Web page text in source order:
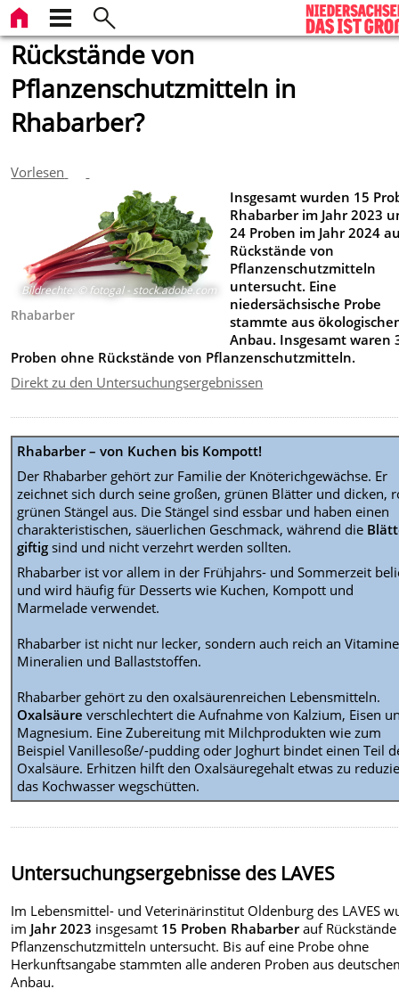
Rückstände von
Pflanzenschutzmitteln in
Rhabarber?
Vorlesen
Bildrechte: © fotogal - stock.adobe.com
Rhabarber
Insgesamt wurden 15
Rhabarber im Jahr 2023
24 Proben im Jahr 2024
Rückstände von
Pflanzenschutzmitteln
untersucht. Eine
niedersächsische Probe
stammte aus
Anbau. Insgesamt waren
Proben ohne Rückstände von Pflanzenschutzmitteln.
Direkt zu den Untersuchungsergebnissen
Rhabarber – von Kuchen bis Kompott!
Der Rhabarber gehört zur Familie der Knöterichgewächse. Er
zeichnet sich durch seine großen, grünen Blätter und dicken,
grünen Stängel aus. Die Stängel sind essbar und haben einen
charakteristischen, säuerlichen Geschmack, während die
giftig sind und nicht verzehrt werden sollten.
Rhabarber ist vor allem in der Frühjahrs- und Sommerzeit
und wird häufig für Desserts wie Kuchen, Kompott und
Marmelade verwendet.
Rhabarber ist nicht nur lecker, sondern auch reich an
Mineralien und Ballaststoffen.
Rhabarber gehört zu den oxalsäurenreichen Lebensmitteln.
Oxalsäure verschlechtert die Aufnahme von Kalzium, Eisen
Magnesium. Eine Zubereitung mit Milchprodukten wie zum
Beispiel Vanillesoße/-pudding oder Joghurt bindet einen Teil
Oxalsäure. Erhitzen hilft den Oxalsäuregehalt etwas zu
das Kochwasser wegschütten.
Untersuchungsergebnisse des LAVES
Im Lebensmittel- und Veterinärinstitut Oldenburg des LAVES
im Jahr 2023 insgesamt 15 Proben Rhabarberauf
Pflanzenschutzmitteln untersucht. Bis auf eine Probe ohne
Herkunftsangabe stammten alle anderen Proben aus
Anbau.